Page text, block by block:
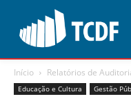
Início Relatórios de
Educação e Cultura Gestão